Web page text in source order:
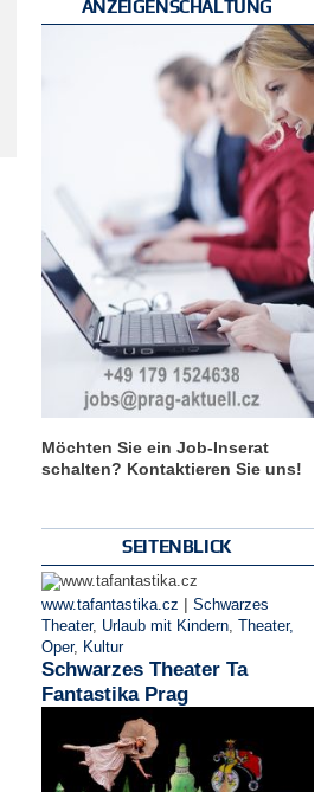
ANZEIGENSCHALTUNG
Möchten Sie ein Job-Inserat
schalten? Kontaktieren Sie uns!
SEITENBLICK
www.tafantastika.cz | Schwarzes
Theater, Urlaub mit Kindern, Theater,
Oper, Kultur
Schwarzes Theater Ta
Fantastika Prag